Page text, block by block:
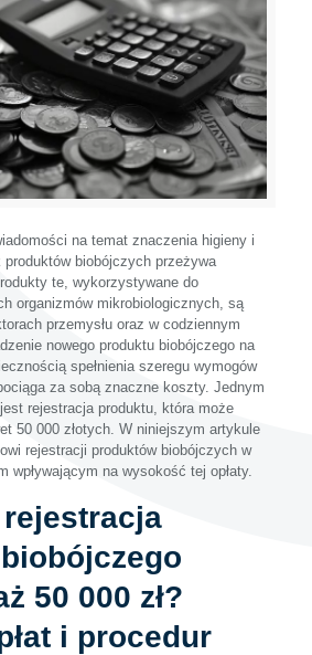
na temat znaczenia higieny i
biobójczych przeżywa
te, wykorzystywane do
organizmów mikrobiologicznych, są
przemysłu oraz w codziennym
nowego produktu biobójczego na
spełnienia szeregu wymogów
za sobą znaczne koszty. Jednym
rejestracja produktu, która może
50 000 złotych. W niniejszym artykule
rejestracji produktów biobójczych w
wpływającym na wysokość tej opłaty.
50 000 zł?
i procedur